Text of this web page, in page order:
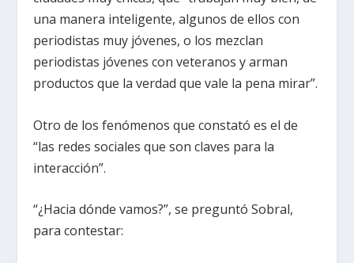
una manera inteligente, algunos de ellos con
periodistas muy jóvenes, o los mezclan
periodistas jóvenes con veteranos y arman
productos que la verdad que vale la pena mirar”.
Otro de los fenómenos que constató es el de
“las redes sociales que son claves para la
interacción”.
“¿Hacia dónde vamos?”, se preguntó Sobral,
para contestar: